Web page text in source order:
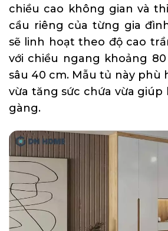
chiều cao không gian và
cầu riêng của từng gia
sẽ linh hoạt theo độ cao
với chiều ngang khoảng 80
sâu 40 cm. Mẫu tủ này phù
vừa tăng sức chứa vừa giúp
gàng.